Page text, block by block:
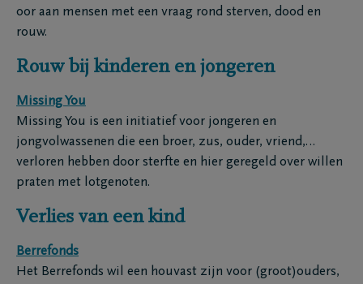
oor aan mensen met een vraag rond sterven, dood en
rouw.
Rouw bij kinderen en jongeren
Missing You
Missing You is een initiatief voor jongeren en
jongvolwassenen die een broer, zus, ouder, vriend,…
verloren hebben door sterfte en hier geregeld over willen
praten met lotgenoten.
Verlies van een kind
Berrefonds
Het Berrefonds wil een houvast zijn voor (groot)ouders,